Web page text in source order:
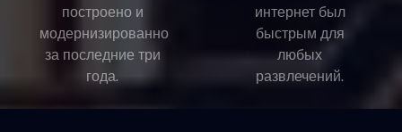
построено и
модернизированно
за последние три
года.
интернет был
быстрым для
любых
развлечений.